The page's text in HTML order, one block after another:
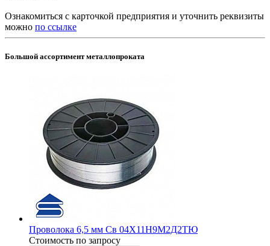
Ознакомиться с карточкой предприятия и уточнить реквизиты
можно по ссылке
Большой ассортимент металлопроката
Проволока 6,5 мм Св 04Х11Н9М2Д2ТЮ
Стоимость по запросу